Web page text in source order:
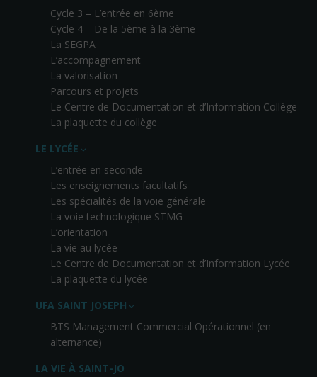
Cycle 3 – L’entrée en 6ème
Cycle 4 – De la 5ème à la 3ème
La SEGPA
L’accompagnement
La valorisation
Parcours et projets
Le Centre de Documentation et d’Information Collège
La plaquette du collège
LE LYCÉE
L’entrée en seconde
Les enseignements facultatifs
Les spécialités de la voie générale
La voie technologique STMG
L’orientation
La vie au lycée
Le Centre de Documentation et d’Information Lycée
La plaquette du lycée
UFA SAINT JOSEPH
BTS Management Commercial Opérationnel (en
alternance)
LA VIE À SAINT-JO